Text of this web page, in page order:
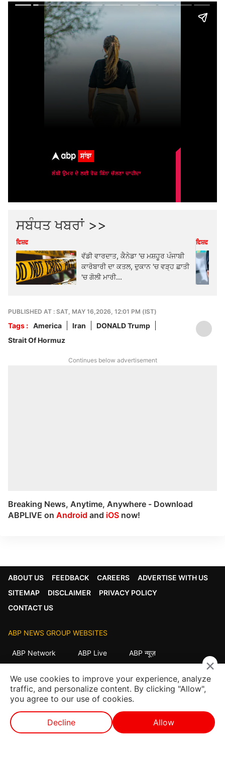
ਸਬੰਧਤ ਖਬਰਾਂ >>
ਵਿਸ਼ਵ
ਵੱਡੀ ਵਾਰਦਾਤ, ਕੈਨੇਡਾ 'ਚ ਮਸ਼ਹੂਰ ਪੰਜਾਬੀ
ਕਾਰੋਬਾਰੀ ਦਾ ਕਤਲ, ਦੁਕਾਨ 'ਚ ਵੜ੍ਹ ਛਾਤੀ
'ਚ ਗੋਲੀ ਮਾਰੀ...
ਵਿਸ਼ਵ
PUBLISHED AT : SAT, MAY 16,2026, 12:01 PM (IST)
Tags : America Iran
DONALD Trump
Strait Of Hormuz
Continues below advertisement
Breaking News, Anytime, Anywhere - Download
ABPLIVE on Android and iOS now!
ABOUT US FEEDBACK CAREERS
ADVERTISE WITH US
SITEMAP
DISCLAIMER
PRIVACY POLICY
CONTACT US
ABP NEWS GROUP WEBSITES
ABP Network ABP Live
ABP न्यूज़
ABP Ganga
ABP ਸਾਂਝਾ ABP நாடு ABP దేశం
FOLLOW US
×
We use cookies to improve your experience, analyze
traffic, and personalize content. By clicking "Allow",
you agree to our use of cookies.
Decline Allow